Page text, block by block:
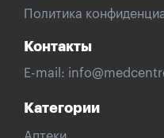
Политика
Контакты
E-mail:
Категории